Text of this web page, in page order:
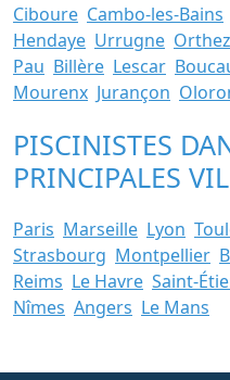
Ciboure Cambo-les-Bains
Hendaye Urrugne Orthez
Pau Billère Lescar
Mourenx Jurançon
PISCINISTES
PRINCIPALES
Paris Marseille Lyon
Strasbourg Montpellier
Reims Le Havre Saint-
Nîmes Angers Le Mans